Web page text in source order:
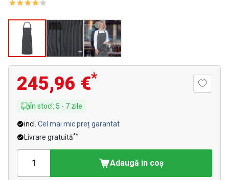
245,96 €*
În stoc!: 5 - 7 zile
incl. Cel mai mic preț garantat
Livrare gratuită**
Adaugă in coş